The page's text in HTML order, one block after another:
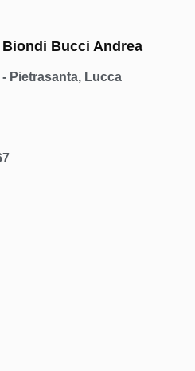
Bucci Andrea
Pietrasanta, Lucca